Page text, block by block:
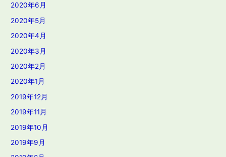
2020年6月
2020年5月
2020年4月
2020年3月
2020年2月
2020年1月
2019年12月
2019年11月
2019年10月
2019年9月